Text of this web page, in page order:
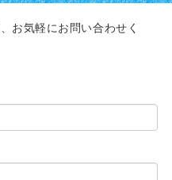
お気軽にお問い合わせく